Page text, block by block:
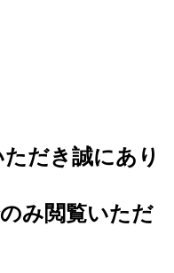
だき誠にあり
み閲覧いただ